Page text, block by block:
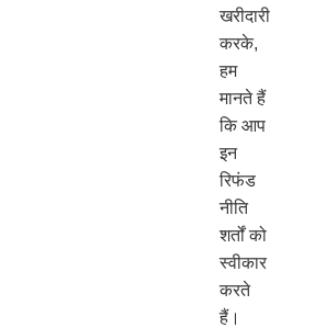
खरीदारी
करके,
हम
मानते हैं
कि आप
इन
रिफंड
नीति
शर्तों को
स्वीकार
करते
हैं।